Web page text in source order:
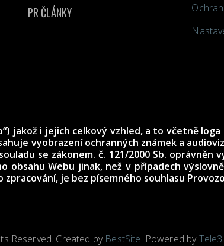
PR ČLÁNKY
jakož i jejich celkový vzhled, a to včetně
vyobrazení ochranných známek a
se zákonem. č. 121/2000 Sb. oprávněn
Webu jinak, než v případech
je bez písemného souhlasu
Reserved. Created by BestSite. Powered byTele3.